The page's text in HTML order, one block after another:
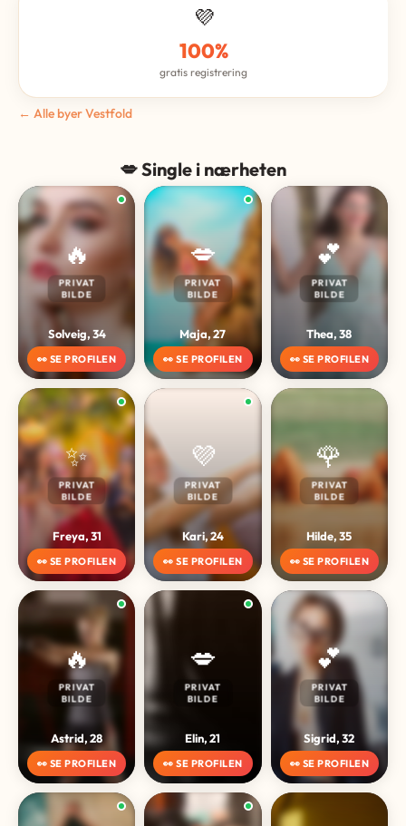
💜
100%
gratis registrering
← Alle byer Vestfold
💋 Single i nærheten
🔥
PRIVAT
BILDE
Solveig, 34
👀 SE PROFILEN
💋
PRIVAT
BILDE
Maja, 27
👀 SE PROFILEN
💕
PRIVAT
BILDE
Thea, 38
👀 SE PROFILEN
✨
PRIVAT
BILDE
Freya, 31
👀 SE PROFILEN
💜
PRIVAT
BILDE
Kari, 24
👀 SE PROFILEN
🌹
PRIVAT
BILDE
Hilde, 35
👀 SE PROFILEN
🔥
PRIVAT
BILDE
Astrid, 28
👀 SE PROFILEN
💋
PRIVAT
BILDE
Elin, 21
👀 SE PROFILEN
💕
PRIVAT
BILDE
Sigrid, 32
👀 SE PROFILEN